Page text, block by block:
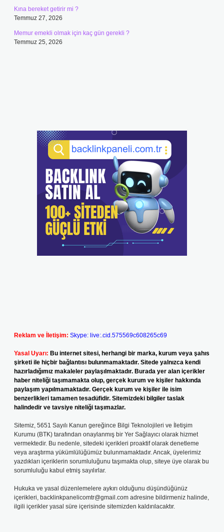
Kına bereket getirir mi ?
Temmuz 27, 2026
Memur emekli olmak için kaç gün gerekli ?
Temmuz 25, 2026
Reklam ve İletişim: Skype: live:.cid.575569c608265c69
Yasal Uyarı: Bu internet sitesi, herhangi bir marka, kurum veya şahıs
şirketi ile hiçbir bağlantısı bulunmamaktadır. Sitede yalnızca kendi
hazırladığımız makaleler paylaşılmaktadır. Burada yer alan içerikler
haber niteliği taşımamakta olup, gerçek kurum ve kişiler hakkında
paylaşım yapılmamaktadır. Gerçek kurum ve kişiler ile isim
benzerlikleri tamamen tesadüfidir. Sitemizdeki bilgiler taslak
halindedir ve tavsiye niteliği taşımazlar.
Sitemiz, 5651 Sayılı Kanun gereğince Bilgi Teknolojileri ve İletişim
Kurumu (BTK) tarafından onaylanmış bir Yer Sağlayıcı olarak hizmet
vermektedir. Bu nedenle, sitedeki içerikleri proaktif olarak denetleme
veya araştırma yükümlülüğümüz bulunmamaktadır. Ancak, üyelerimiz
yazdıkları içeriklerin sorumluluğunu taşımakta olup, siteye üye olarak bu
sorumluluğu kabul etmiş sayılırlar.
Hukuka ve yasal düzenlemelere aykırı olduğunu düşündüğünüz
içerikleri, backlinkpanelicomtr@gmail.com adresine bildirmeniz halinde,
ilgili içerikler yasal süre içerisinde sitemizden kaldırılacaktır.